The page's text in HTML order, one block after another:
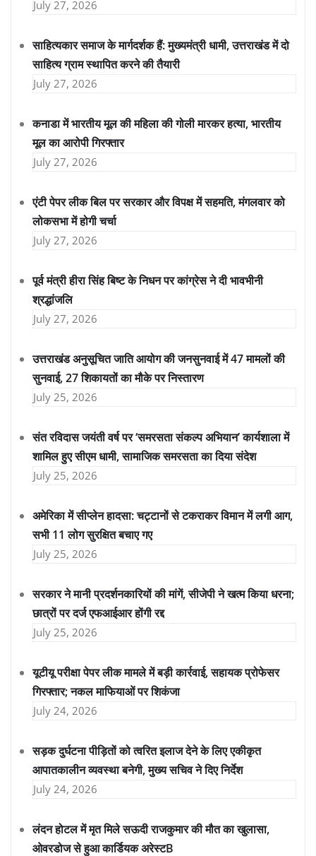
July 27, 2026
साहित्यकार समाज के मार्गदर्शक हैं: मुख्यमंत्री धामी, उत्तराखंड में दो
साहित्य ग्राम स्थापित करने की तैयारी
July 27, 2026
कनाडा में भारतीय मूल की महिला की गोली मारकर हत्या, भारतीय
मूल का आरोपी गिरफ्तार
July 27, 2026
एंटी पेपर लीक बिल पर सरकार और विपक्ष में सहमति, मंगलवार को
लोकसभा में होगी चर्चा
July 27, 2026
पूर्व मंत्री हीरा सिंह बिष्ट के निधन पर कांग्रेस ने दी भावभीनी
श्रद्धांजलि
July 27, 2026
उत्तराखंड अनुसूचित जाति आयोग की जनसुनवाई में 47 मामलों की
सुनवाई, 27 शिकायतों का मौके पर निस्तारण
July 25, 2026
संत रविदास जयंती वर्ष पर ‘समरसता संकल्प अभियान’ कार्यशाला में
शामिल हुए सीएम धामी, सामाजिक समरसता का दिया संदेश
July 25, 2026
अमेरिका में सीप्लेन हादसा: चट्टानों से टकराकर विमान में लगी आग,
सभी 11 लोग सुरक्षित बचाए गए
July 25, 2026
सरकार ने मानी प्रदर्शनकारियों की मांगें, सीजेपी ने खत्म किया धरना;
छात्रों पर दर्ज एफआईआर होंगी रद्द
July 25, 2026
यूटीयू परीक्षा पेपर लीक मामले में बड़ी कार्रवाई, सहायक प्रोफेसर
गिरफ्तार; नकल माफियाओं पर शिकंजा
July 24, 2026
सड़क दुर्घटना पीड़ितों को त्वरित इलाज देने के लिए एकीकृत
आपातकालीन व्यवस्था बनेगी, मुख्य सचिव ने दिए निर्देश
July 24, 2026
लंदन होटल में मृत मिले सऊदी राजकुमार की मौत का खुलासा,
ओवरडोज से हुआ कार्डियक अरेस्टB